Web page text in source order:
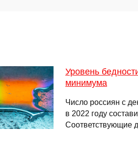
Уровень
минимума
Число россиян с
в 2022 году
Соответствующие